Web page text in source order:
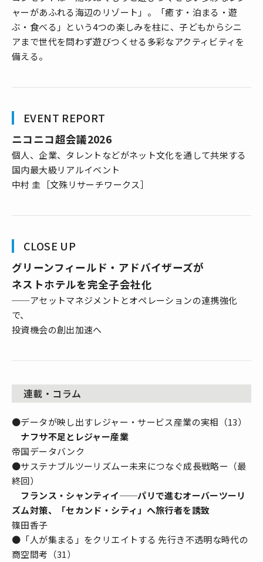
ャーがあふれる海辺のリゾート」。「癒す・泊まる・遊
ぶ・食べる」という4つの楽しみを柱に、子どもからシニ
アまで世代を問わず遊びつくせる多彩なアクティビティを
備える。
EVENT REPORT
ニコニコ超会議2026
個人、企業、タレントなどがネット文化を通して共栄する
国内最大級リアルイベント
中村 圭［文殊リサーチワークス］
CLOSE UP
グリーンフィールド・アドバイザーズが
ネストホテルを完全子会社化
──アセットマネジメントとオペレーションの連携強化
で、
投資機会の創出加速へ
連載・コラム
●データが映し出すレジャー・サービス産業の実相（13）
ナフサ不足とレジャー産業
帝国データバンク
●サステナブルツーリズムー未来につなぐ成長戦略ー（最
終回）
フランス・シャンティイ──パリで進むオーバーツーリ
ズム対策、「セカンド・シティ」へ旅行者を誘致
篠田香子
●「人が集まる」をクリエイトする 先行き不透明な時代の
商空間考（31）